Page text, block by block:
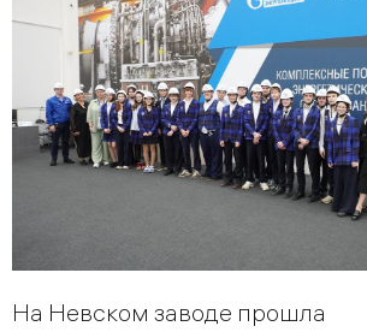
На Невском заводе прошла